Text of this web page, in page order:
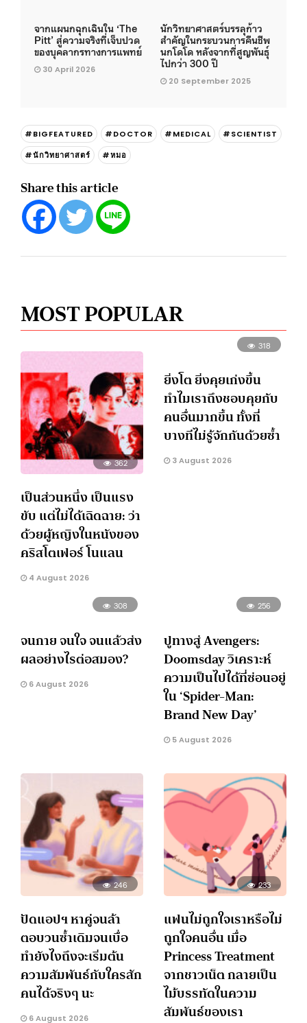
จากแผนกฉุกเฉินใน ‘The
Pitt’ สู่ความจริงที่เจ็บปวด
ของบุคลากรทางการแพทย์
30 April 2026
นักวิทยาศาสตร์บรรลุก้าว
สำคัญในกระบวนการคืนชีพ
นกโดโด หลังจากที่สูญพันธุ์
ไปกว่า 300 ปี
20 September 2025
#BIGFEATURED #DOCTOR #MEDICAL
#SCIENTIST
#นักวิทยาศาสตร์
#หมอ
Share this article
MOST POPULAR
362
เป็นส่วนหนึ่ง เป็นแรง
ขับ แต่ไม่ได้เฉิดฉาย: ว่า
ด้วยผู้หญิงในหนังของ
คริสโตเฟอร์ โนแลน
4 August 2026
318
ยิ่งโต ยิ่งคุยเก่งขึ้น
ทำไมเราถึงชอบคุยกับ
คนอื่นมากขึ้น ทั้งที่
บางทีไม่รู้จักกันด้วยซ้ำ
3 August 2026
308
จนกาย จนใจ จนแล้วส่ง
ผลอย่างไรต่อสมอง?
6 August 2026
256
ปูทางสู่ Avengers:
Doomsday วิเคราะห์
ความเป็นไปได้ที่ซ่อนอยู่
ใน ‘Spider-Man:
Brand New Day’
5 August 2026
246
ปัดแอปฯ หาคู่จนล้า
ตอบวนซ้ำเดิมจนเบื่อ
ทำยังไงถึงจะเริ่มต้น
ความสัมพันธ์กับใครสัก
คนได้จริงๆ นะ
6 August 2026
233
แฟนไม่ถูกใจเราหรือไม่
ถูกใจคนอื่น เมื่อ
Princess Treatment
จากชาวเน็ต กลายเป็น
ไม้บรรทัดในความ
สัมพันธ์ของเรา